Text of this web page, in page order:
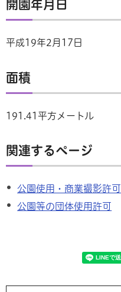
開園年月日
平成19年2月17日
面積
191.41平方メートル
関連するページ
公園使用・商業撮影許可
公園等の団体使用許可